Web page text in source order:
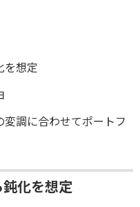
を想定
調に合わせてポートフ
化を想定